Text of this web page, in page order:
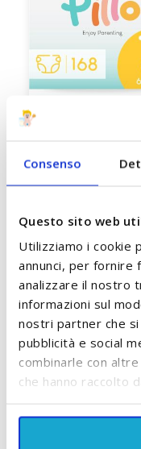
Consenso
Questo sito web
Utilizziamo i cookie
annunci, per fornire
analizzare il nostro
informazioni sul
nostri partner che si
pubblicità e social
combinarle con
che hanno raccolto
A partire da
ACCUMULA +8
AGGIUNGI AL
SCOPRI TUTTI I